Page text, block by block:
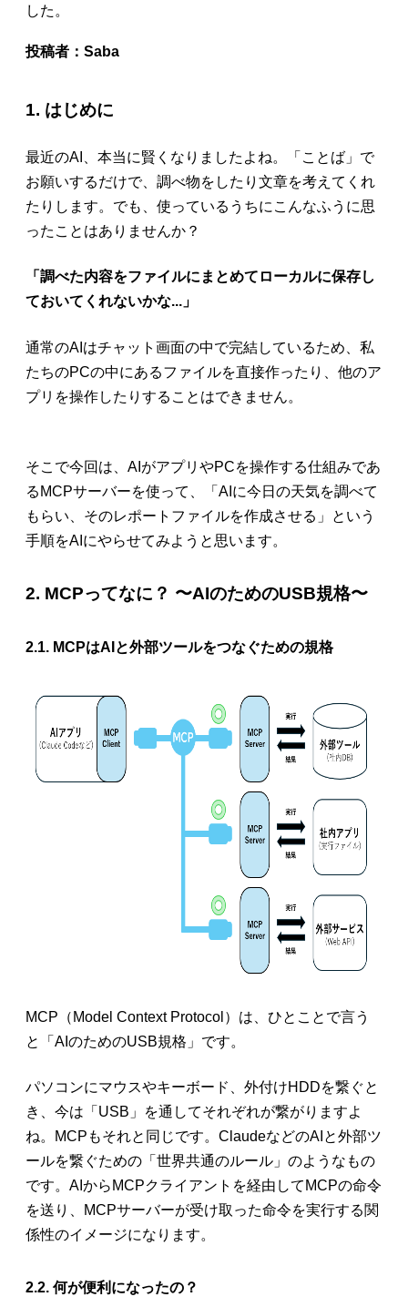
した。
投稿者： Saba
1. はじめに
最近のAI、本当に賢くなりましたよね。「ことば」で
お願いするだけで、調べ物をしたり文章を考えてくれ
たりします。でも、使っているうちにこんなふうに思
ったことはありませんか？
「調べた内容をファイルにまとめてローカルに保存し
ておいてくれないかな...」
通常のAIはチャット画面の中で完結しているため、私
たちのPCの中にあるファイルを直接作ったり、他のア
プリを操作したりすることはできません。
そこで今回は、AIがアプリやPCを操作する仕組みであ
るMCPサーバーを使って、「AIに今日の天気を調べて
もらい、そのレポートファイルを作成させる」という
手順をAIにやらせてみようと思います。
2. MCPってなに？ 〜AIのためのUSB規格〜
2.1. MCPはAIと外部ツールをつなぐための規格
MCP（Model Context Protocol）は、ひとことで言う
と「AIのためのUSB規格」です。
パソコンにマウスやキーボード、外付けHDDを繋ぐと
き、今は「USB」を通してそれぞれが繋がりますよ
ね。MCPもそれと同じです。ClaudeなどのAIと外部ツ
ールを繋ぐための「世界共通のルール」のようなもの
です。AIからMCPクライアントを経由してMCPの命令
を送り、MCPサーバーが受け取った命令を実行する関
係性のイメージになります。
2.2. 何が便利になったの？